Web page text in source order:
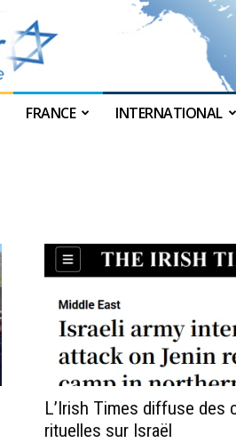
FRANCE INTERNATIONAL
L’Irish Times diffuse des
rituelles sur Israël